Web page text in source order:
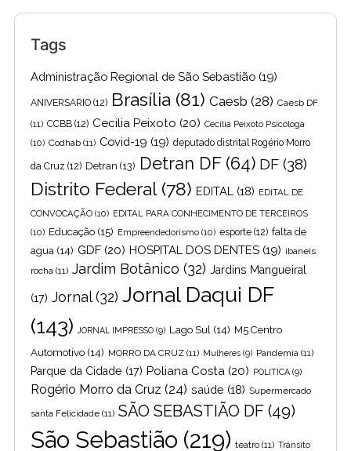
Tags
Administração Regional de São Sebastião (19)
ANIVERSARIO (12) Brasília (81) Caesb (28) Caesb DF
(11) CCBB (12) Cecilia Peixoto (20) Cecília Peixoto Psicóloga
(10) Codhab (11) Covid-19 (19) deputado distrital Rogério Morro
da Cruz (12) Detran (13) Detran DF(64) DF (38)
Distrito Federal(78) EDITAL (18) EDITAL DE
CONVOCAÇÃO (10) EDITAL PARA CONHECIMENTO DE TERCEIROS
(10) Educação (15) Empreendedorismo (10) esporte (12) falta de
agua (14) GDF (20) HOSPITAL DOS DENTES (19) ibaneis
rocha (11) Jardim Botânico (32) Jardins Mangueiral
(17) Jornal(32) Jornal Daqui DF
(143)
JORNAL IMPRESSO (9) Lago Sul (14) M5 Centro
Automotivo (14) MORRO DA CRUZ (11) Mulheres (9) Pandemia (11)
Parque da Cidade (17) Poliana Costa (20) POLITICA (9)
Rogério Morro da Cruz (24) saúde (18) Supermercado
santa Felicidade (11) SÃO SEBASTIÃO DF (49)
São Sebastião (219) teatro (11) Trânsito